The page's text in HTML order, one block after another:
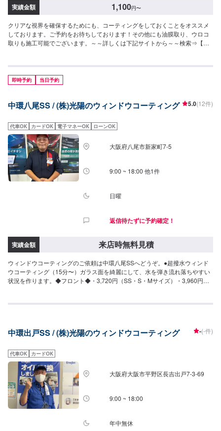
実績金額 1,100円〜
クリアな視界を確保するためにも、コーティングをしておくことをオススメ
しております。ご予約をお待ちしております！その他にも油膜取り、ウロコ
取りも施工可能でございます。～～詳しくは下記サイトから～～検索⇒【カ
即時予約 当日予約
中環八尾SS / (株)光陽のウィンドウコーティング 5.0(12件)
代車OK カードOK 電子マネーOK ローンOK
大阪府八尾市新家町7-5
9:00 ~ 18:00 他1件
日曜
返信待たずに予約確定！
実績金額 来店時無料見積
ウィンドウコーティングのご依頼は中環八尾SSへどうぞ。●超撥水ウィンド
ウコーティング（15分〜）ガラス面を綺麗にして、水を弾き流れ落ちやすい
状況を作ります。◆フロント◆・3,720円（SS・S・Mサイズ）・3,960円
をさまたあげつぎらつく油膜をスッキリ取り去ります。価格は来店時にお問
中環出戸SS / (株)光陽のウィンドウコーティング -(-件)
代車OK カードOK
大阪府大阪市平野区長吉出戸7-3-69
9:00 ~ 18:00
年中無休